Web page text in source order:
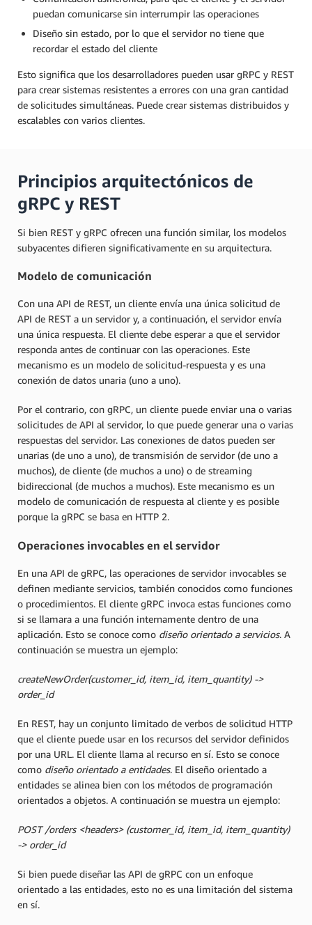
puedan comunicarse sin interrumpir las operaciones
Diseño sin estado, por lo que el servidor no tiene que
recordar el estado del cliente
Esto significa que los desarrolladores pueden usar gRPC y REST
para crear sistemas resistentes a errores con una gran cantidad
de solicitudes simultáneas. Puede crear sistemas distribuidos y
escalables con varios clientes.
Principios arquitectónicos de
gRPC y REST
Si bien REST y gRPC ofrecen una función similar, los modelos
subyacentes difieren significativamente en su arquitectura.
Modelo de comunicación
Con una API de REST, un cliente envía una única solicitud de
API de REST a un servidor y, a continuación, el servidor envía
una única respuesta. El cliente debe esperar a que el servidor
responda antes de continuar con las operaciones. Este
mecanismo es un modelo de solicitud-respuesta y es una
conexión de datos unaria (uno a uno).
Por el contrario, con gRPC, un cliente puede enviar una o varias
solicitudes de API al servidor, lo que puede generar una o varias
respuestas del servidor. Las conexiones de datos pueden ser
unarias (de uno a uno), de transmisión de servidor (de uno a
muchos), de cliente (de muchos a uno) o de streaming
bidireccional (de muchos a muchos). Este mecanismo es un
modelo de comunicación de respuesta al cliente y es posible
porque la gRPC se basa en HTTP 2.
Operaciones invocables en el servidor
En una API de gRPC, las operaciones de servidor invocables se
definen mediante servicios, también conocidos como funciones
o procedimientos. El cliente gRPC invoca estas funciones como
si se llamara a una función internamente dentro de una
aplicación. Esto se conoce como diseño orientado a servicios. A
continuación se muestra un ejemplo:
createNewOrder(customer_id, item_id, item_quantity) ->
order_id
En REST, hay un conjunto limitado de verbos de solicitud HTTP
que el cliente puede usar en los recursos del servidor definidos
por una URL. El cliente llama al recurso en sí. Esto se conoce
como diseño orientado a entidades. El diseño orientado a
entidades se alinea bien con los métodos de programación
orientados a objetos. A continuación se muestra un ejemplo:
POST /orders <headers> (customer_id, item_id, item_quantity)
-> order_id
Si bien puede diseñar las API de gRPC con un enfoque
orientado a las entidades, esto no es una limitación del sistema
en sí.